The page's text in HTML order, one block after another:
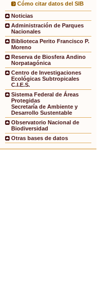
Cómo citar datos del SIB
Noticias
Administración de Parques
Nacionales
Biblioteca Perito Francisco P.
Moreno
Reserva de Biosfera Andino
Norpatagónica
Centro de Investigaciones
Ecológicas Subtropicales
C.I.E.S.
Sistema Federal de Áreas
Protegidas
Secretaría de Ambiente y
Desarrollo Sustentable
Observatorio Nacional de
Biodiversidad
Otras bases de datos